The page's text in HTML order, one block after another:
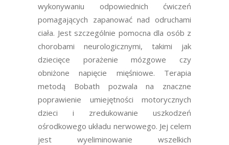
wykonywaniu odpowiednich ćwiczeń
pomagających zapanować nad odruchami
ciała. Jest szczególnie pomocna dla osób z
chorobami neurologicznymi, takimi jak
dziecięce porażenie mózgowe czy
obniżone napięcie mięśniowe. Terapia
metodą Bobath pozwala na znaczne
poprawienie umiejętności motorycznych
dzieci i zredukowanie uszkodzeń
ośrodkowego układu nerwowego. Jej celem
jest wyeliminowanie wszelkich